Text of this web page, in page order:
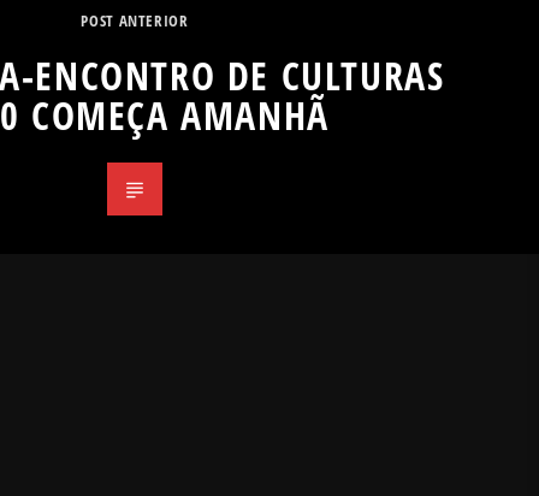
POST ANTERIOR
ENCONTRO DE CULTURAS
COMEÇA AMANHÃ